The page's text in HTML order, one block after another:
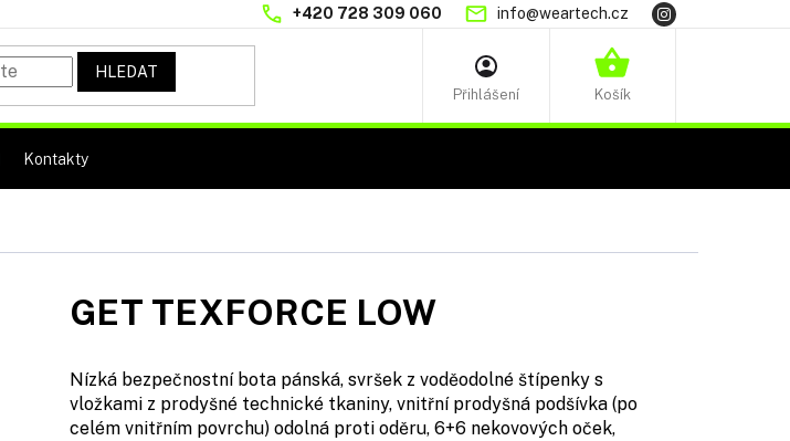
+420 728 309 060 info@weartech.cz
HLEDAT
NÁKUPNÍ
Kontakty
Nízká bezpečnostní bota pánská, svršek z voděodolné štípenky s
vložkami z prodyšné technické tkaniny, vnitřní prodyšná podšívka (po
celém vnitřním povrchu) odolná proti oděru, 6+6 nekovových oček,
GET TEXFORCE LOW